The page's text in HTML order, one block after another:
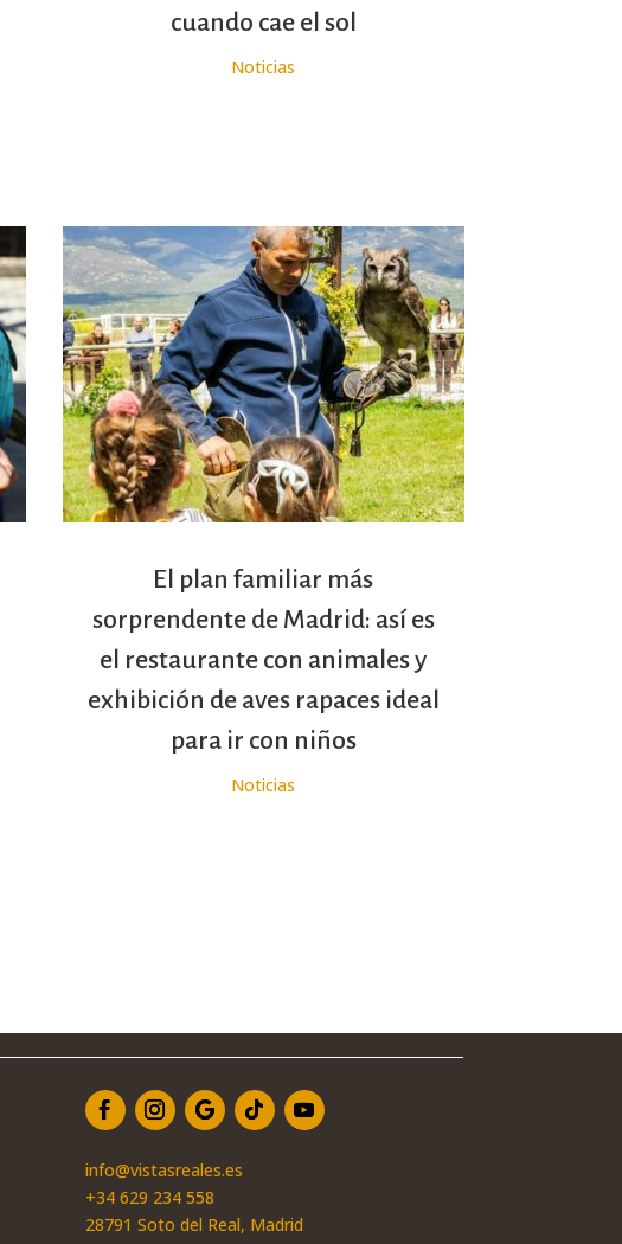
cuando cae el sol
Noticias
El plan familiar más
sorprendente de Madrid: así es
el restaurante con animales y
exhibición de aves rapaces ideal
para ir con niños
Noticias
info@vistasreales.es
+34 629 234 558
28791 Soto del Real, Madrid